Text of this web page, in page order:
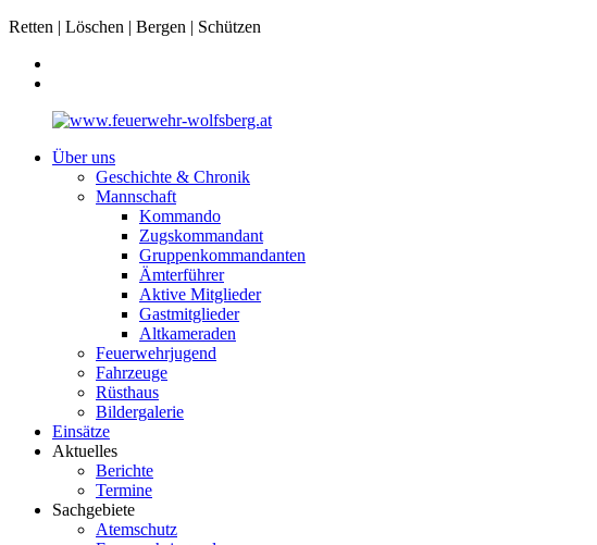
Retten | Löschen | Bergen | Schützen
Über uns
Geschichte & Chronik
Mannschaft
Kommando
Zugskommandant
Gruppenkommandanten
Ämterführer
Aktive Mitglieder
Gastmitglieder
Altkameraden
Feuerwehrjugend
Fahrzeuge
Rüsthaus
Bildergalerie
Einsätze
Aktuelles
Berichte
Termine
Sachgebiete
Atemschutz